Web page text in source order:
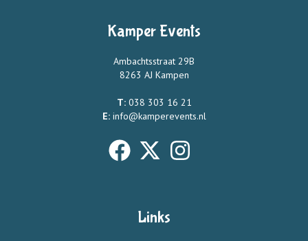
Kamper Events
Ambachtsstraat 29B
8263 AJ Kampen
T: 038 303 16 21
E: info@kamperevents.nl
Links